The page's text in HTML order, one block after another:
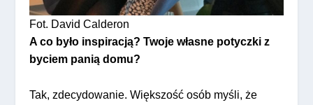
Fot. David Calderon
A co było inspiracją? Twoje własne potyczki z
byciem panią domu?
Tak, zdecydowanie. Większość osób myśli, że